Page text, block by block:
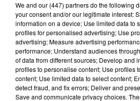
Lecture (2 min 24 sec)
We and our (447) partnersdo the following
your consent and/or our legitimate interest:
information on a device; Use limited data to
profiles for personalised advertising; Use
advertising; Measure advertising
performance; Understand audiences
of data from different sources; Develop and
profiles to personalise content; Use profiles
content; Use limited data to select content;
detect fraud, and fix errors; Deliver and
Save and communicate privacy choices.